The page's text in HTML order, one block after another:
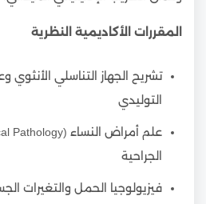
المقررات الأكاديمية النظرية
تشريح الجهاز التناسلي الأنثوي
التوليدي
الجراحية
فيزيولوجيا الحمل والتغيرات